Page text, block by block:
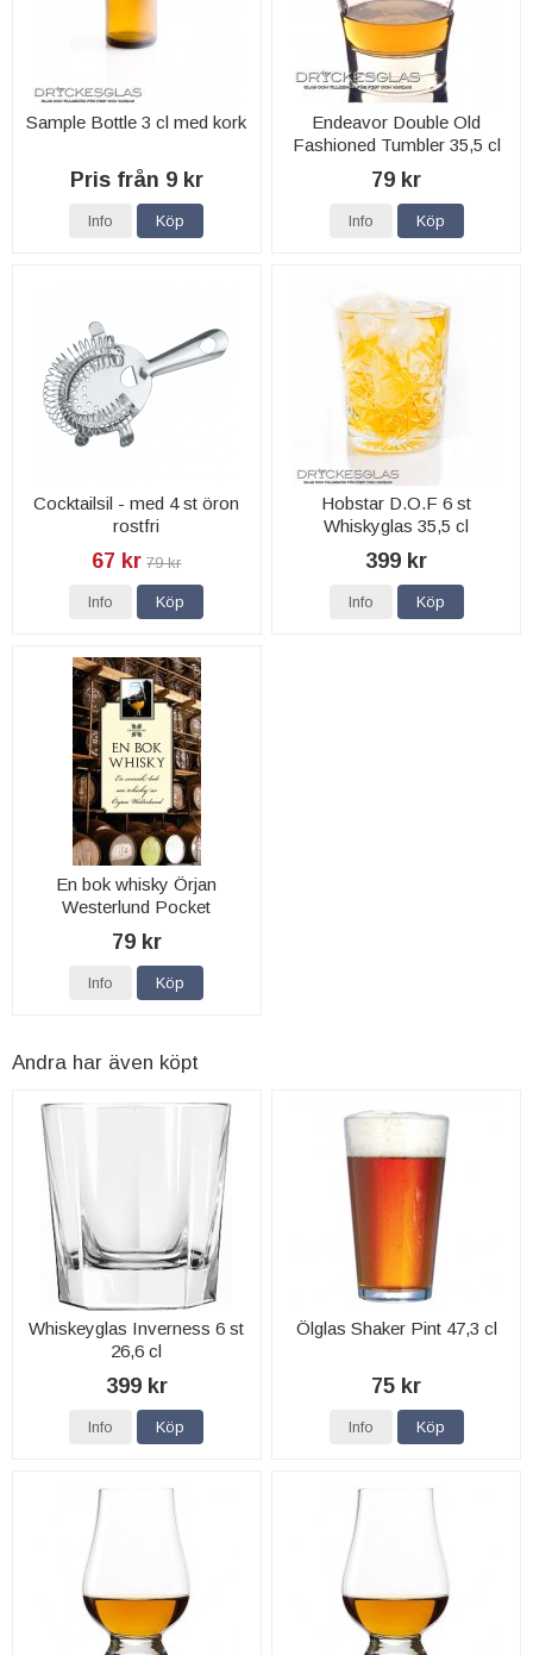
Sample Bottle 3 cl med kork
Pris från 9 kr
Info Köp
Endeavor Double Old
Fashioned Tumbler 35,5 cl
79 kr
Info Köp
Cocktailsil - med 4 st öron
rostfri
67 kr 79 kr
Info Köp
Hobstar D.O.F 6 st
Whiskyglas 35,5 cl
399 kr
Info Köp
En bok whisky Örjan
Westerlund Pocket
79 kr
Info Köp
Andra har även köpt
Whiskeyglas Inverness 6 st
26,6 cl
399 kr
Info Köp
Ölglas Shaker Pint 47,3 cl
75 kr
Info Köp